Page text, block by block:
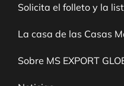
Solicita el folleto y la
La casa de las Casas
Sobre MS EXPORT